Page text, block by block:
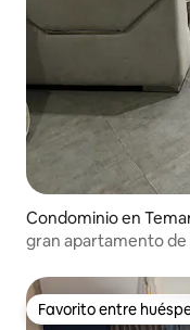
Condominio en
gran apartamento de
Favorito entre
Favorito entre